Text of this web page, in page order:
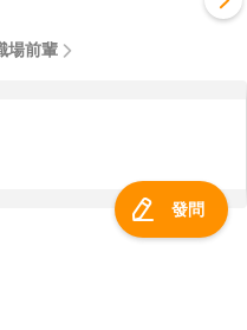
場前輩
發問